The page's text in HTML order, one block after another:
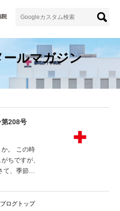
ールマガジン
第208号
。 この時
ちですが、
て、季節外
であったサ
めて冬期開
ブログトップ